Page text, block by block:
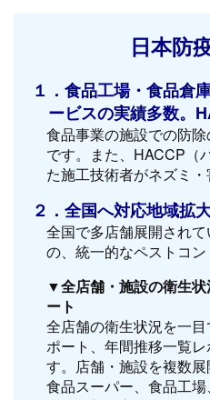
日本防
１．食品工場・食品倉
ービスの実績多数。
食品事業の施設での防
です。また、HACCP（
た施工技術者がネズミ・
２．全国へ対応地域拡
全国で多店舗展開され
の、統一的なペストコン
▼全店舗・施設の衛生
ート
全店舗の衛生状況を一
ポート、年間推移一覧
す。店舗・施設を複数展
食品スーパー、食品工